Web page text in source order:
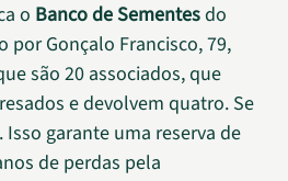
o Banco de Sementesdo
Gonçalo Francisco, 79,
são 20 associados, que
e devolvem quatro. Se
Isso garante uma reserva de
de perdas pela